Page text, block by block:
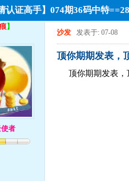
认证高手】074期36码中特
】
使者
沙发 发表于: 07-08
顶你期期发表，
顶你期期发表，